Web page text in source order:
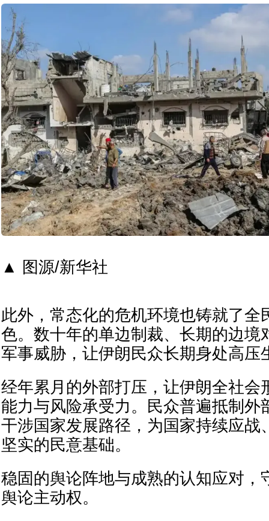
▲ 图源/新华社
此外，常态化的危机环境也铸就了全
色。数十年的单边制裁、长期的边境
军事威胁，让伊朗民众长期身处高压
经年累月的外部打压，让伊朗全社会
能力与风险承受力。民众普遍抵制外
干涉国家发展路径，为国家持续应战
坚实的民意基础。
稳固的舆论阵地与成熟的认知应对，
舆论主动权。